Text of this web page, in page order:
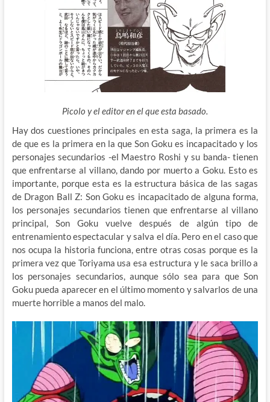
Picolo y el editor en el que esta basado.
Hay dos cuestiones principales en esta saga, la primera es la
de que es la primera en la que Son Goku es incapacitado y los
personajes secundarios -el Maestro Roshi y su banda- tienen
que enfrentarse al villano, dando por muerto a Goku. Esto es
importante, porque esta es la estructura básica de las sagas
de Dragon Ball Z: Son Goku es incapacitado de alguna forma,
los personajes secundarios tienen que enfrentarse al villano
principal, Son Goku vuelve después de algún tipo de
entrenamiento espectacular y salva el día. Pero en el caso que
nos ocupa la historia funciona, entre otras cosas porque es la
primera vez que Toriyama usa esa estructura y le saca brillo a
los personajes secundarios, aunque sólo sea para que Son
Goku pueda aparecer en el último momento y salvarlos de una
muerte horrible a manos del malo.